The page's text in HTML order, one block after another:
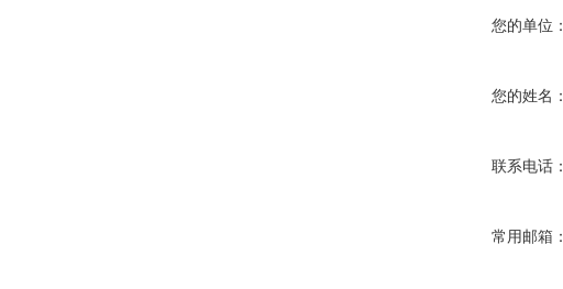
您的单位：
您的姓名：
联系电话：
常用邮箱：